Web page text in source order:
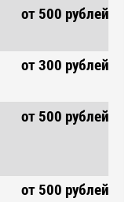
от 500 рублей
от 300 рублей
от 500 рублей
от 500 рублей